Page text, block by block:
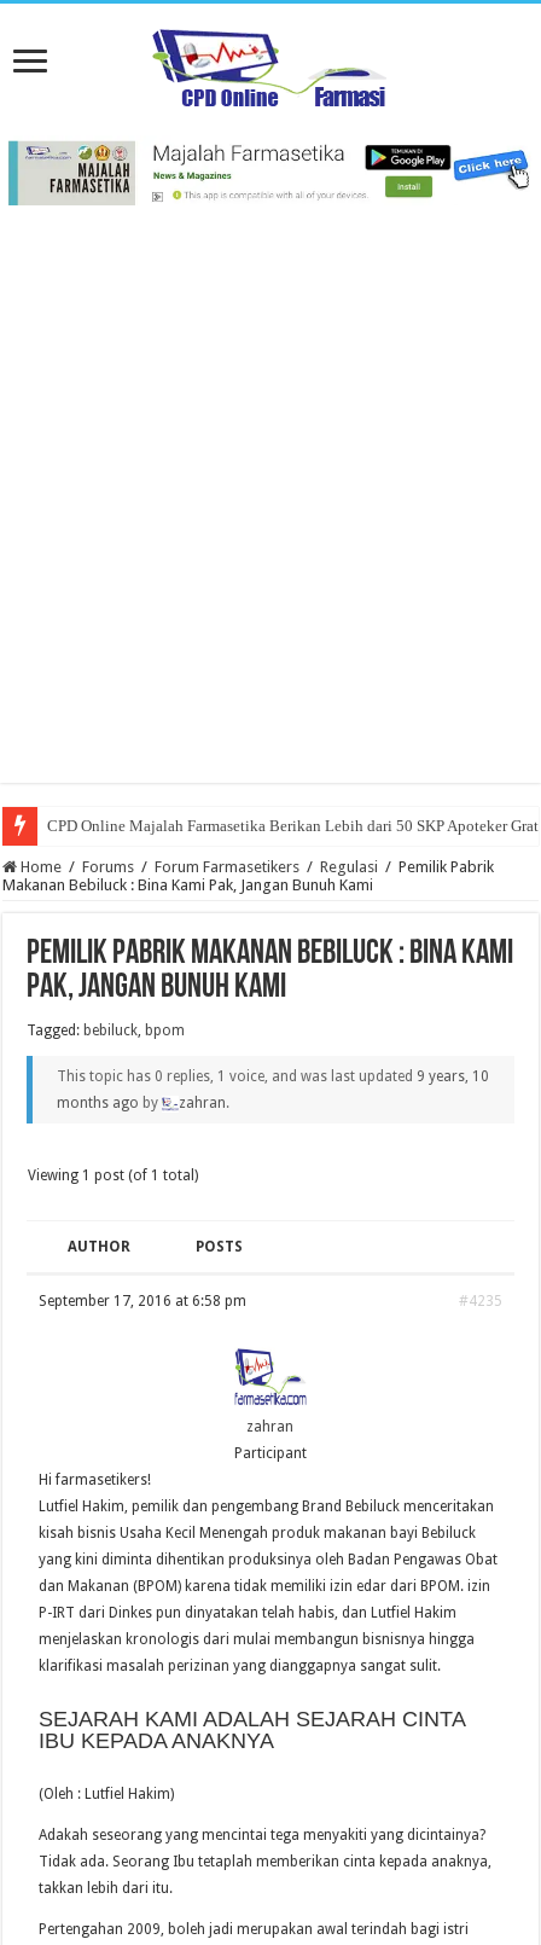
CPD Online Majalah Farmasetika Berikan Lebih dari 50 SKP Apoteker
Home / Forums / Forum Farmasetikers / Regulasi / Pemilik Pabrik
Makanan Bebiluck : Bina Kami Pak, Jangan Bunuh Kami
Pemilik Pabrik Makanan Bebiluck : Bina Kami
Pak, Jangan Bunuh Kami
Tagged: bebiluck, bpom
This topic has 0 replies, 1 voice, and was last updated 9 years, 10
months ago by zahran.
Viewing 1 post (of 1 total)
AUTHOR POSTS
September 17, 2016 at 6:58 pm #4235
zahran
Participant
Hi farmasetikers!
Lutfiel Hakim, pemilik dan pengembang Brand Bebiluck menceritakan
kisah bisnis Usaha Kecil Menengah produk makanan bayi Bebiluck
yang kini diminta dihentikan produksinya oleh Badan Pengawas Obat
dan Makanan (BPOM) karena tidak memiliki izin edar dari BPOM. izin
P-IRT dari Dinkes pun dinyatakan telah habis, dan Lutfiel Hakim
menjelaskan kronologis dari mulai membangun bisnisnya hingga
klarifikasi masalah perizinan yang dianggapnya sangat sulit.
SEJARAH KAMI ADALAH SEJARAH CINTA
IBU KEPADA ANAKNYA
(Oleh : Lutfiel Hakim)
Adakah seseorang yang mencintai tega menyakiti yang dicintainya?
Tidak ada. Seorang Ibu tetaplah memberikan cinta kepada anaknya,
takkan lebih dari itu.
Pertengahan 2009, boleh jadi merupakan awal terindah bagi istri